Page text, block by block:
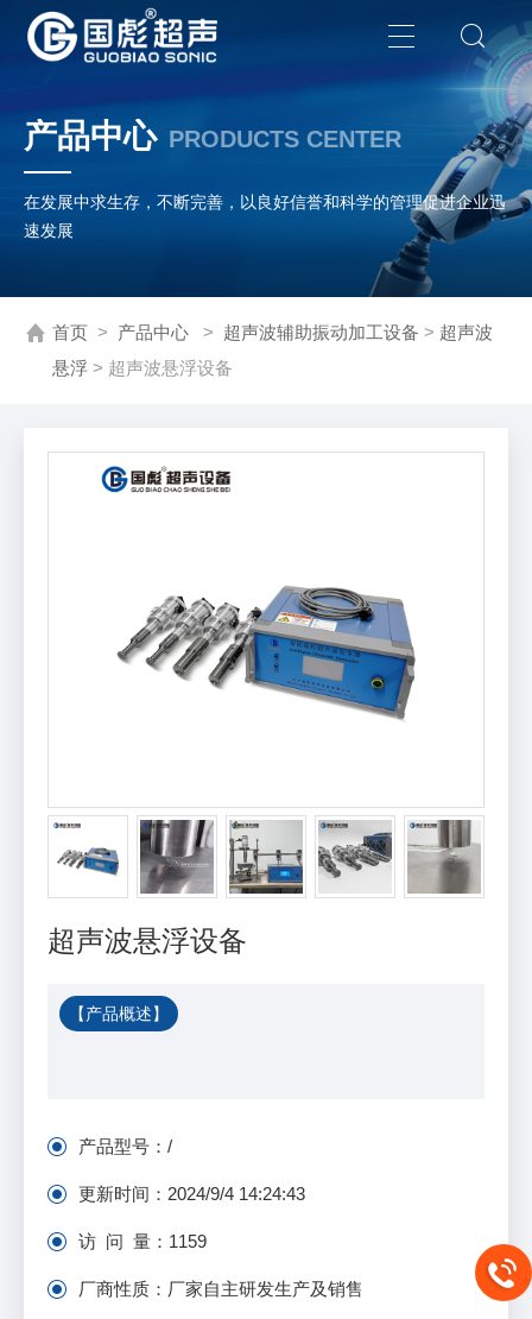
产品中心 PRODUCTS CENTER
在发展中求生存，不断完善，以良好信誉和科学的管理促进企业迅
速发展
首页 > 产品中心 > 超声波辅助振动加工设备 > 超声波
悬浮 > 超声波悬浮设备
超声波悬浮设备
【产品概述】
产品型号： /
更新时间： 2024/9/4 14:24:43
访 问 量： 1159
厂商性质：厂家自主研发生产及销售